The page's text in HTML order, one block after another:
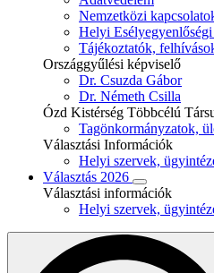
Nemzetközi
Helyi
Tájékoztatók,
Országgyűlési képviselő
Dr. Csuzda Gábor
Dr. Németh Csilla
Ózd Kistérség Többcélú
Tagönkormányzatok,
Választási Információk
Helyi szervek,
Választás 2026
Választási információk
Helyi szervek,